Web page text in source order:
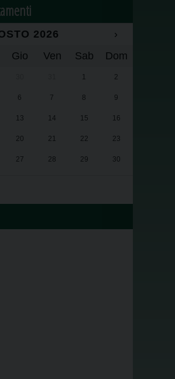
2026
›
Gio Ven Sab Dom
1 2
6 7 8 9
13 14 15 16
20 21 22 23
27 28 29 30